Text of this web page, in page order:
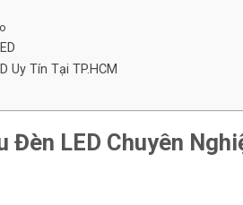
Uy Tín Tại TP.HCM
Đèn LED Chuyên